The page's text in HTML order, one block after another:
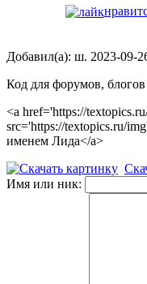
Добавил(а): ш. 2023-09-
Код для форумов, блогов
<a href='https://
src='https://textopics.ru/
именем Лида</a>
Имя или ник: